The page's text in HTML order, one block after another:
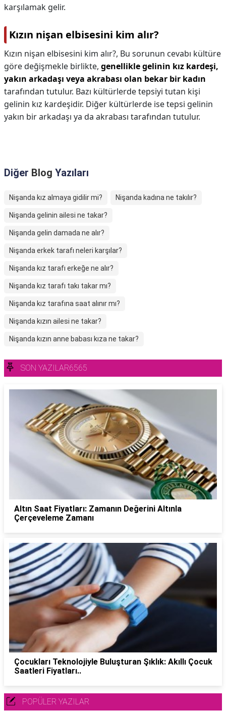
karşılamak gelir.
Kızın nişan elbisesini kim alır?
Kızın nişan elbisesini kim alır?, Bu sorunun cevabı kültüre
göre değişmekle birlikte, genellikle gelinin kız kardeşi,
yakın arkadaşı veya akrabası olan bekar bir kadın
tarafından tutulur. Bazı kültürlerde tepsiyi tutan kişi
gelinin kız kardeşidir. Diğer kültürlerde ise tepsi gelinin
yakın bir arkadaşı ya da akrabası tarafından tutulur.
Diğer Blog Yazıları
Nişanda kız almaya gidilir mi? Nişanda kadına ne takılır?
Nişanda gelinin ailesi ne takar?
Nişanda gelin damada ne alır?
Nişanda erkek tarafı neleri karşılar?
Nişanda kız tarafı erkeğe ne alır?
Nişanda kız tarafı takı takar mı?
Nişanda kız tarafına saat alınır mı?
Nişanda kızın ailesi ne takar?
Nişanda kızın anne babası kıza ne takar?
SON YAZILAR6565
Altın Saat Fiyatları: Zamanın Değerini Altınla
Çerçeveleme Zamanı
Çocukları Teknolojiyle Buluşturan Şıklık: Akıllı Çocuk
Saatleri Fiyatları..
POPÜLER YAZILAR